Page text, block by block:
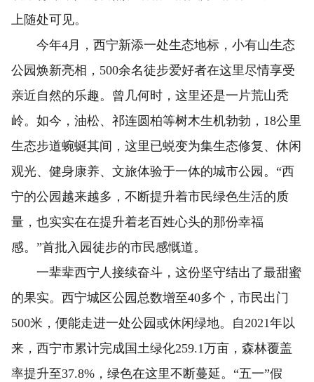
上随处可见。
今年4月，西宁新添一处生态地标，小有山生态
公园焕新亮相，500余名徒步爱好者在这里尽情享受
亲近自然的乐趣。曾几何时，这里还是一片荒山秃
岭。如今，油松、祁连圆柏等树木生机勃勃，18公里
生态步道蜿蜒其间，这里已蜕变为集生态修复、休闲
观光、健身康养、文旅体验于一体的城市公园。“西
宁的公园越来越多，不断提升着市民绿色生活的质
量，也实实在在提升着老百姓心头的那份幸福
感。”首批入园徒步的市民感慨道。
一辈辈西宁人接续奋斗，这份坚守结出了最甜蜜
的果实。西宁城区公园总数增至40多个，市民出门
500米，便能走进一处公园或休闲绿地。自2021年以
来，西宁市累计完成国土绿化259.1万亩，森林覆盖
率提升至37.8%，绿色在这里不断蔓延。“五一”假